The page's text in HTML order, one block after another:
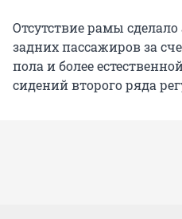
Отсутствие рамы
задних пассажиров за
пола и более
сидений второго ряда